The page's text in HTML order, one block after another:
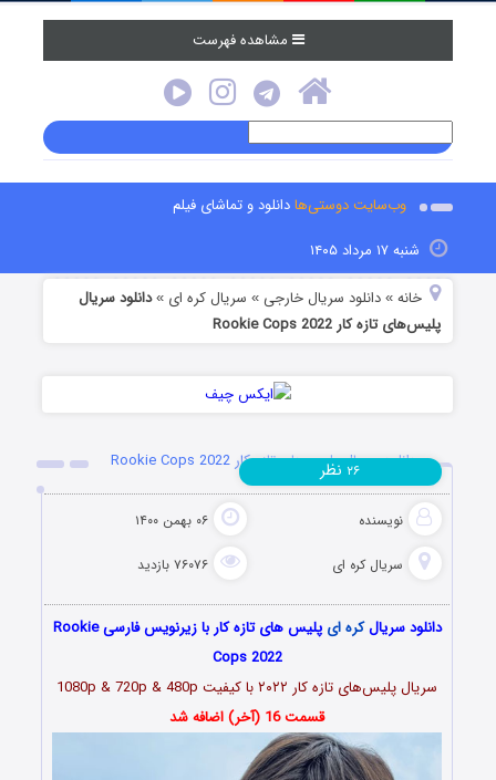
مشاهده فهرست
وب‌سایت دوستی‌هادانلود و تماشای فیلم
شنبه ۱۷ مرداد ۱۴۰۵
خانه »دانلود سریال خارجی » سریال کره ای »دانلود سریال
پلیس‌های تازه کار Rookie Cops 2022
دانلود سریال پلیس‌های تازه کار Rookie Cops 2022
نویسنده ۰۶ بهمن ۱۴۰۰
سریال کره ای ۷۶۰۷۶ بازدید
۲۶ نظر
دانلود سریالکره ای
پلیس های تازه کار با زیرنویس فارسی Rookie
Cops 2022
سریال پلیس‌های تازه کار ۲۰۲۲ با کیفیت 1080p & 720p & 480p
قسمت 16 (آخر) اضافه شد